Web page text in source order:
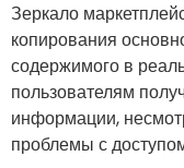
Зеркало
копирования
содержимого в
пользователям
информации,
проблемы с